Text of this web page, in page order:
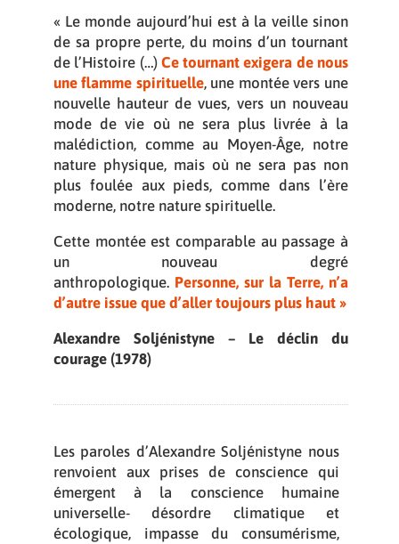
« Le monde aujourd’hui est à la veille sinon
de sa propre perte, du moins d’un tournant
de l’Histoire (…) Ce tournant exigera de nous
une flamme spirituelle, une montée vers une
nouvelle hauteur de vues, vers un nouveau
mode de vie où ne sera plus livrée à la
malédiction, comme au Moyen-Âge, notre
nature physique, mais où ne sera pas non
plus foulée aux pieds, comme dans l’ère
moderne, notre nature spirituelle.
Cette montée est comparable au passage à
un nouveau degré
anthropologique. Personne, sur la Terre, n’a
d’autre issue que d’aller toujours plus haut »
Alexandre Soljénistyne – Le déclin du
courage (1978)
Les paroles d’Alexandre Soljénistyne nous
renvoient aux prises de conscience qui
émergent à la conscience humaine
universelle- désordre climatique et
écologique, impasse du consumérisme,